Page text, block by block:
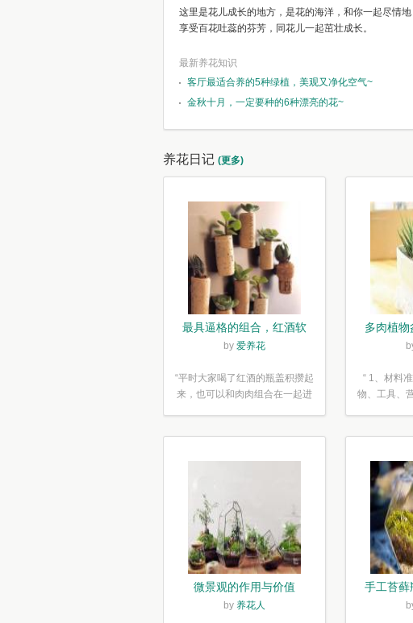
这里是花儿成长的地方，是花的海洋，和你一起尽情地
享受百花吐蕊的芬芳，同花儿一起茁壮成长。
最新养花知识
客厅最适合养的5种绿植，美观又净化空气~
金秋十月，一定要种的6种漂亮的花~
养花日记 (更多)
最具逼格的组合，红酒软
木塞diy多肉植物盆栽
by 爱养花
“平时大家喝了红酒的瓶盖积攒起
来，也可以和肉肉组合在一起进
多肉植
“ 1、材料
物、工具、
微景观的作用与价值
by 养花人
手工苔藓